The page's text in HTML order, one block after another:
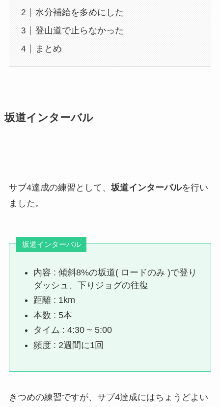
水分補給を多めにした
登山道で止らなかった
まとめ
坂道インターバル
サブ4達成の練習として、坂道インターバルを行い
ました。
坂道インターバル
内容 : 傾斜8%の坂道( ロードのみ )で登り
ダッシュ、下りジョグの往復
距離 : 1km
本数 : 5本
タイム : 4:30 ~ 5:00
頻度 : 2週間に1回
きつめの練習ですが、サブ4達成にはちょうどよい